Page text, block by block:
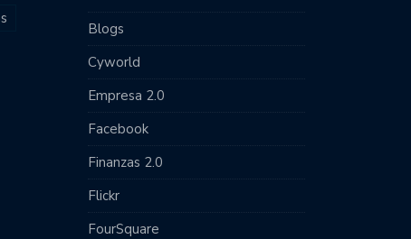
Blogs
Cyworld
Empresa 2.0
Facebook
Finanzas 2.0
Flickr
FourSquare